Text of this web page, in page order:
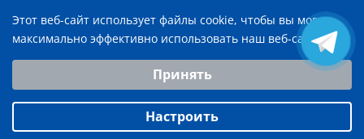
220036, Республика Беларусь, г. Минск, пр-т Жукова, д.
29, офис 29, БЦ "Красавик"
Этот веб-сайт использует файлы cookie, чтобы вы могли
максимально эффективно использовать наш веб-сайт.
Выберите настройки cookie
Аналитические/Функциональные
Принять
Настроить